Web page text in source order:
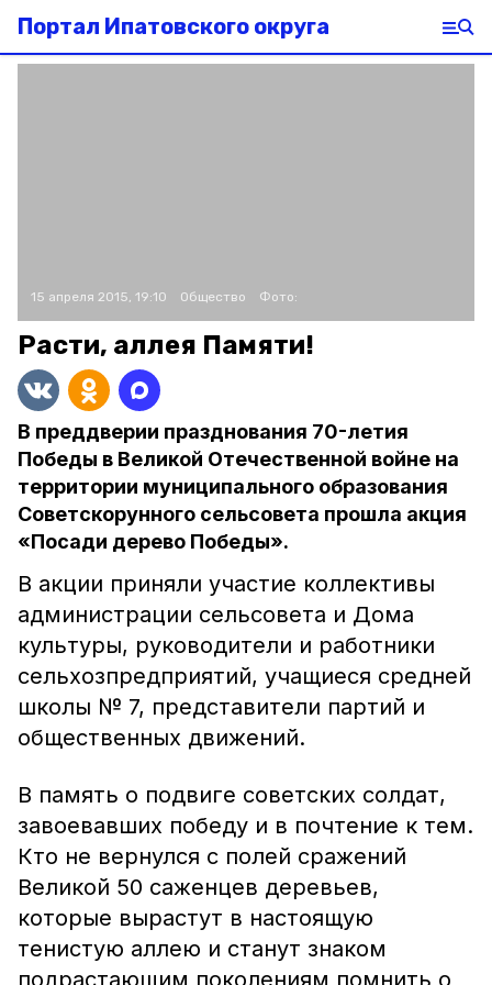
Портал Ипатовского округа
15 апреля 2015, 19:10 Общество Фото:
Расти, аллея Памяти!
В преддверии празднования 70-летия
Победы в Великой Отечественной войне на
территории муниципального образования
Советскорунного сельсовета прошла акция
«Посади дерево Победы».
В акции приняли участие коллективы
администрации сельсовета и Дома
культуры, руководители и работники
сельхозпредприятий, учащиеся средней
школы № 7, представители партий и
общественных движений.
В память о подвиге советских солдат,
завоевавших победу и в почтение к тем.
Кто не вернулся с полей сражений
Великой 50 саженцев деревьев,
которые вырастут в настоящую
тенистую аллею и станут знаком
подрастающим поколениям помнить о